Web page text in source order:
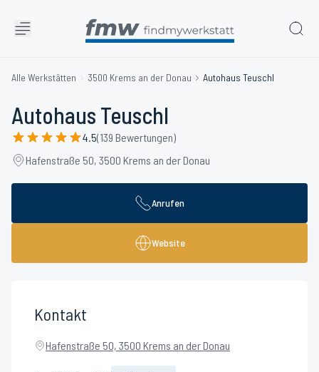
Alle Werkstätten 3500 Krems an der Donau Autohaus Teuschl
Autohaus Teuschl
4.5(139 Bewertungen)
Hafenstraße 50, 3500 Krems an der Donau
Anrufen
Website
Kontakt
Hafenstraße 50, 3500 Krems an der Donau